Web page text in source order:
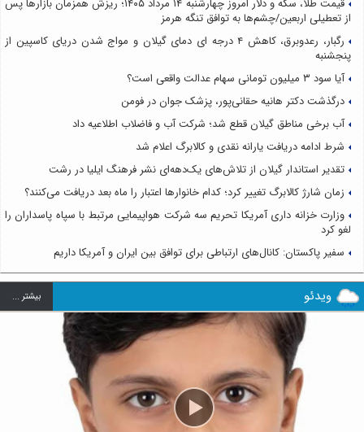
قیمت طلا، سکه و دلار امروز چهارشنبه ۱۴ مرداد ۱۴۰۵؛ ریزش همزمان بازارها پس
از تعطیلی اربعین/چشم‌ها به توافق تنگه هرمز
رگبار، رعدوبرق، کاهش ۴ درجه ای دمای گیلان و مواج شدن دریای کاسپین از
پنجشنبه
آیا سود ۳ میلیون تومانی سهام عدالت واقعی است؟
درگذشت دکتر هانیه حقانی‌پور، پزشک جوان در فومن
آب برخی مناطق گیلان قطع شد؛ شرکت آب و فاضلاب اطلاعیه داد
شرط ادامه دریافت یارانه نقدی و کالابرگ اعلام شد
تقدیر استاندار گیلان از تلاش‌های یک‌دهه‌ای نشر فرهنگ ایلیا در رشت
زمان شارژ کالابرگ تغییر کرد؛ کدام خانوارها اعتبار را ماه بعد دریافت می‌کنند؟
وزارت خزانه داری آمریکا تحریم سه شرکت هواپیمایی مرتبط با سپاه پاسداران را
لغو کرد
سفیر پاکستان: کانال‌های ارتباطی برای توافق بین ایران و آمریکا داریم
ویدئو بيشتر ...